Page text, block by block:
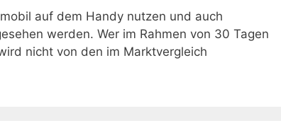
auf dem Handy nutzen und auch
werden. Wer im Rahmen von 30 Tagen
nicht von den im Marktvergleich